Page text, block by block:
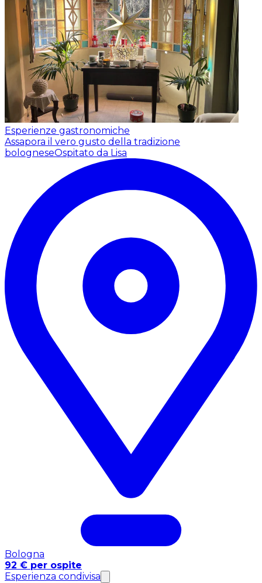
Esperienze gastronomiche
Assapora il vero gusto della tradizione
bologneseOspitato da Lisa
Bologna
92 € per ospite
Esperienza condivisa